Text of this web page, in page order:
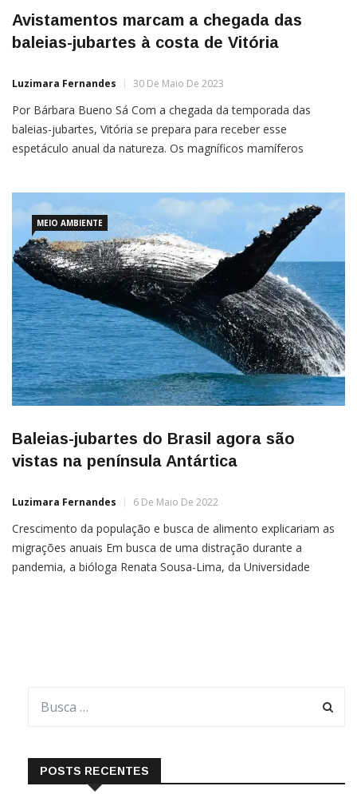
Avistamentos marcam a chegada das
baleias-jubartes à costa de Vitória
Luzimara Fernandes 30 De Maio De 2023
Por Bárbara Bueno Sá Com a chegada da temporada das
baleias-jubartes, Vitória se prepara para receber esse
espetáculo anual da natureza. Os magníficos mamíferos
prontos para encantar os visitantes e proporcionar uma
experiência única aos amantes da vida […]
MEIO AMBIENTE
Baleias-jubartes do Brasil agora são
vistas na península Antártica
Luzimara Fernandes 6 De Maio De 2022
Crescimento da população e busca de alimento explicariam as
migrações anuais Em busca de uma distração durante a
pandemia, a bióloga Renata Sousa-Lima, da Universidade
POSTS RECENTES